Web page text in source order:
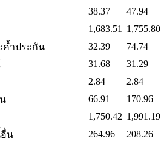
38.37
47.94
1,683.51
1,755.80
ค้ำประกัน
32.39
74.74
31.68
31.29
2.84
2.84
66.91
170.96
1,750.42 1,991.19
อื่น
264.96
208.26